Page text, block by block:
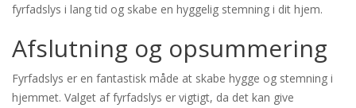
fyrfadslys i lang tid og skabe en hyggelig stemning i dit hjem.
Afslutning og opsummering
Fyrfadslys er en fantastisk måde at skabe hygge og stemning i
hjemmet. Valget af fyrfadslys er vigtigt, da det kan give